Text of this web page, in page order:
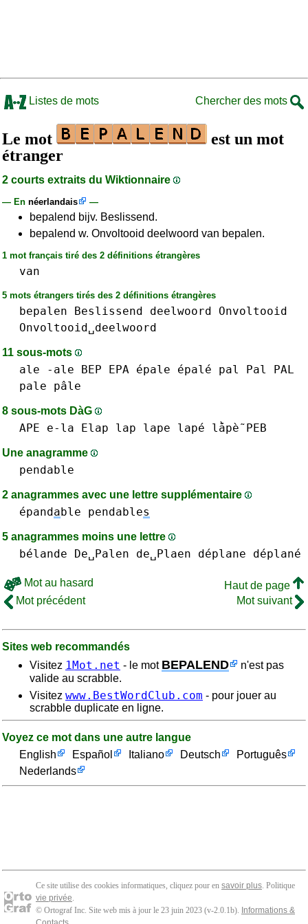
Listes de mots Chercher des mots
Le mot
est un mot
étranger
2 courts extraits du Wiktionnaire
— En néerlandais —
bepalend bijv. Beslissend.
bepalend w. Onvoltooid deelwoord van bepalen.
1 mot français tiré des 2 définitions étrangères
van
5 mots étrangers tirés des 2 définitions étrangères
bepalen Beslissend deelwoord
Onvoltooid
Onvoltooid␣deelwoord
11 sous-mots
ale -ale BEP EPA épale épalé
pal Pal PAL
pale pâle
8 sous-mots DàG
APE e-la Elap lap lape lapé lằpè̃ PEB
Une anagramme
pendable
2 anagrammes avec une lettre supplémentaire
épandable pendables
5 anagrammes moins une lettre
bélande De␣Palen de␣Plaen déplane déplané
Mot au hasard
Haut de page
Mot précédent
Mot suivant
Sites web recommandés
Visitez 1Mot.net - le mot BEPALEND
n'est pas
valide au scrabble.
Visitez www.BestWordClub.com - pour jouer au
scrabble duplicate en ligne.
Voyez ce mot dans une autre langue
English
Español Italiano Deutsch
Português
Nederlands
Ce site utilise des cookies informatiques, cliquez pour en savoir plus. Politique
vie privée.
© Ortograf Inc. Site web mis à jour le 23 juin 2023 (v-2.0.1b). Informations &